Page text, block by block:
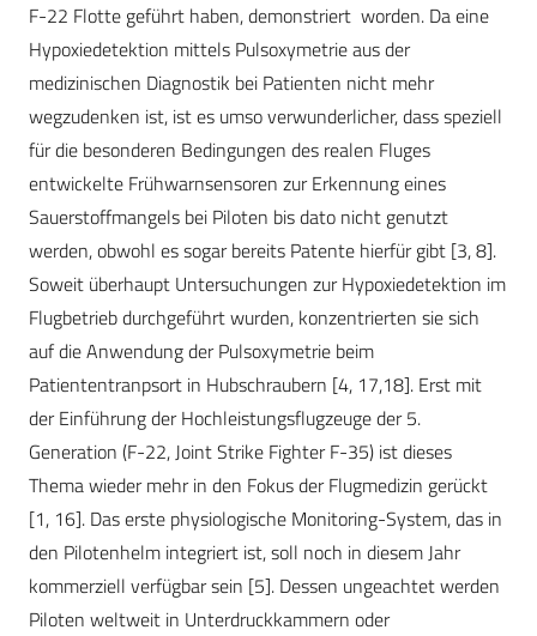
F-22 Flotte geführt haben, demonstriert worden. Da eine
Hypoxiedetektion mittels Pulsoxymetrie aus der
medizinischen Diagnostik bei Patienten nicht mehr
wegzudenken ist, ist es umso verwunderlicher, dass speziell
für die besonderen Bedingungen des realen Fluges
entwickelte Frühwarnsensoren zur Erkennung eines
Sauerstoffmangels bei Piloten bis dato nicht genutzt
werden, obwohl es sogar bereits Patente hierfür gibt [3, 8].
Soweit überhaupt Untersuchungen zur Hypoxiedetektion im
Flugbetrieb durchgeführt wurden, konzentrierten sie sich
auf die Anwendung der Pulsoxymetrie beim
Patiententranpsort in Hubschraubern [4, 17,18]. Erst mit
der Einführung der Hochleistungsflugzeuge der 5.
Generation (F-22, Joint Strike Fighter F-35) ist dieses
Thema wieder mehr in den Fokus der Flugmedizin gerückt
[1, 16]. Das erste physiologische Monitoring-System, das in
den Pilotenhelm integriert ist, soll noch in diesem Jahr
kommerziell verfügbar sein [5]. Dessen ungeachtet werden
Piloten weltweit in Unterdruckkammern oder